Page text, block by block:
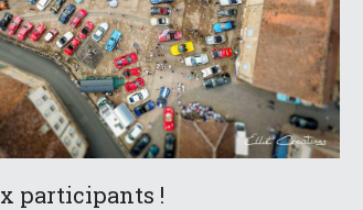
participants !